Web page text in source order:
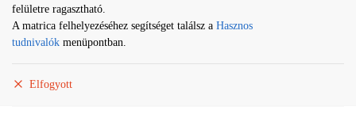
felületre ragasztható.
A matrica felhelyezéséhez segítséget találsz a Hasznos
tudnivalók menüpontban.
Elfogyott